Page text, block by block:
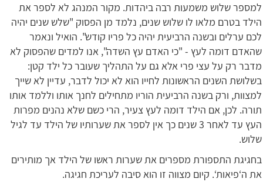
למספר שלוש משמעות רבה ביהדות. מקור המנהג לא לספר את
הילד בטרם מלאו לו שלוש שנים, נלמד מן הפסוק "שלש שנים יהיה
לכם ערלים ובשנה הרביעית יהיה כל פריו קודש". הואיל ונאמר
שהאדם דומה לעץ - "כי האדם עץ השדה", אנו למדים שהפסוק לא
מדבר רק על עצי פרי אלא גם על התהליך שעובר כל ילד קטן:
בשלושת השנים הראשונות לחייו הוא לא יכול לדבר, עדיין לא שייך
למצוות, ורק בשנה הרביעית הוריו מתחילים לחנך אותו וללמד אותו
תורה. לכן, אם הילד דומה לעץ צעיר, הרי כשם שלא נהנים מפרות
העץ עד לאחר 3 שנים כך אין לספר את שערותיו של הילד עד לגיל
שלוש.
בחגיגת התספורת מספרים את שערות ראשו של הילד אך מותירים
את ה‘פיאות‘. קיום מצווה זו הוא סיבה לעריכת חגיגה.